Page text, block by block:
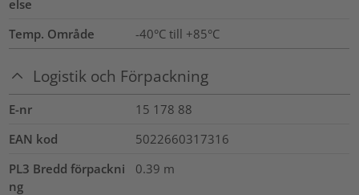
else
Temp. Område
-40°C till +85°C
Logistik och Förpackning
E-nr
15 178 88
EAN kod
5022660317316
PL3 Bredd förpackni
ng
0.39 m